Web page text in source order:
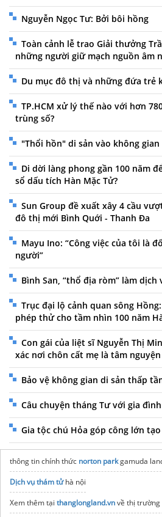
Nguyễn Ngọc Tư: Bởi bôi hồng
Toàn cảnh lễ trao Giải thưởng
những người giữ mạch nguồn âm
Du mục đô thị và những đứa trẻ
TP.HCM xử lý thế nào với hơn
trùng số?
"Thổi hồn" di sản vào không
Di dời làng phong gần 100 năm
sổ dấu tích Hàn Mặc Tử?
Sun Group đề xuất xây 4 cầu
đô thị mới Bình Quới - Thanh Đa
Mayu Ino: “Công việc của tôi là
người”
Bình San, “thổ địa ròm” làm
Trục đại lộ cảnh quan sông
phép thử cho tầm nhìn 100 năm
Con gái của liệt sĩ Nguyễn Thị
xác nơi chôn cất mẹ là tâm
Bảo vệ không gian di sản thấp
Câu chuyện tháng Tư với gia
Gia tộc chú Hỏa góp công lớn
thông tin chính thức norton parkgamuda
Dịch vụ thám tửhà nội
Xem thêm tại thanglongland.vnvề thị trường